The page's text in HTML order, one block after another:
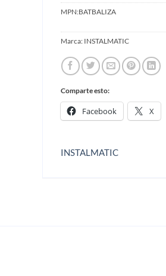
MPN:BATBALIZA
Marca: INSTALMATIC
Comparte esto:
Facebook X
INSTALMATIC